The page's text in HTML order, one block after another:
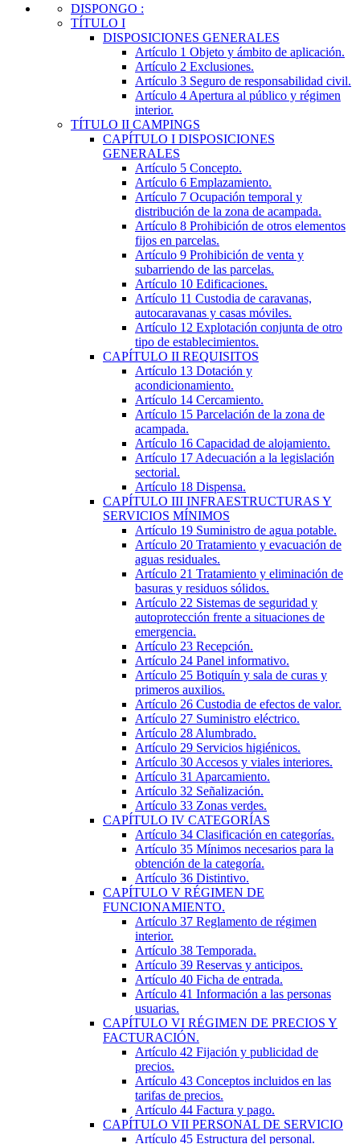
DISPONGO :
TÍTULO I
DISPOSICIONES GENERALES
Artículo 1 Objeto y ámbito de aplicación.
Artículo 2 Exclusiones.
Artículo 3 Seguro de responsabilidad civil.
Artículo 4 Apertura al público y régimen
interior.
TÍTULO II CAMPINGS
CAPÍTULO I DISPOSICIONES
GENERALES
Artículo 5 Concepto.
Artículo 6 Emplazamiento.
Artículo 7 Ocupación temporal y
distribución de la zona de acampada.
Artículo 8 Prohibición de otros elementos
fijos en parcelas.
Artículo 9 Prohibición de venta y
subarriendo de las parcelas.
Artículo 10 Edificaciones.
Artículo 11 Custodia de caravanas,
autocaravanas y casas móviles.
Artículo 12 Explotación conjunta de otro
tipo de establecimientos.
CAPÍTULO II REQUISITOS
Artículo 13 Dotación y
acondicionamiento.
Artículo 14 Cercamiento.
Artículo 15 Parcelación de la zona de
acampada.
Artículo 16 Capacidad de alojamiento.
Artículo 17 Adecuación a la legislación
sectorial.
Artículo 18 Dispensa.
CAPÍTULO III INFRAESTRUCTURAS Y
SERVICIOS MÍNIMOS
Artículo 19 Suministro de agua potable.
Artículo 20 Tratamiento y evacuación de
aguas residuales.
Artículo 21 Tratamiento y eliminación de
basuras y residuos sólidos.
Artículo 22 Sistemas de seguridad y
autoprotección frente a situaciones de
emergencia.
Artículo 23 Recepción.
Artículo 24 Panel informativo.
Artículo 25 Botiquín y sala de curas y
primeros auxilios.
Artículo 26 Custodia de efectos de valor.
Artículo 27 Suministro eléctrico.
Artículo 28 Alumbrado.
Artículo 29 Servicios higiénicos.
Artículo 30 Accesos y viales interiores.
Artículo 31 Aparcamiento.
Artículo 32 Señalización.
Artículo 33 Zonas verdes.
CAPÍTULO IV CATEGORÍAS
Artículo 34 Clasificación en categorías.
Artículo 35 Mínimos necesarios para la
obtención de la categoría.
Artículo 36 Distintivo.
CAPÍTULO V RÉGIMEN DE
FUNCIONAMIENTO.
Artículo 37 Reglamento de régimen
interior.
Artículo 38 Temporada.
Artículo 39 Reservas y anticipos.
Artículo 40 Ficha de entrada.
Artículo 41 Información a las personas
usuarias.
CAPÍTULO VI RÉGIMEN DE PRECIOS Y
FACTURACIÓN.
Artículo 42 Fijación y publicidad de
precios.
Artículo 43 Conceptos incluidos en las
tarifas de precios.
Artículo 44 Factura y pago.
CAPÍTULO VII PERSONAL DE SERVICIO
Artículo 45 Estructura del personal.